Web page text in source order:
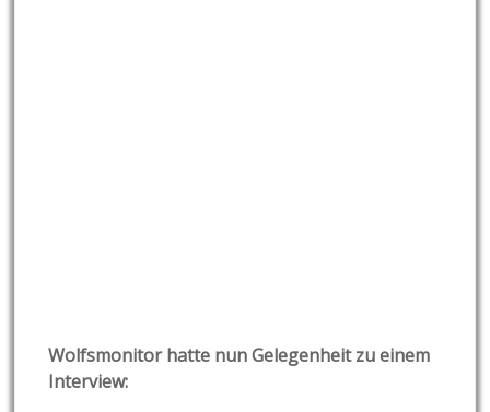
Wolfsmonitor hatte nun Gelegenheit zu einem
Interview: